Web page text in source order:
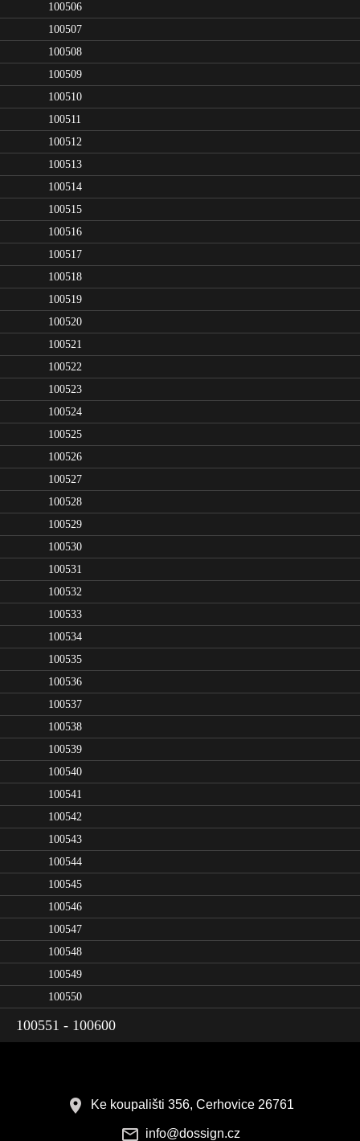
100506
100507
100508
100509
100510
100511
100512
100513
100514
100515
100516
100517
100518
100519
100520
100521
100522
100523
100524
100525
100526
100527
100528
100529
100530
100531
100532
100533
100534
100535
100536
100537
100538
100539
100540
100541
100542
100543
100544
100545
100546
100547
100548
100549
100550
100551 - 100600
Ke koupališti 356, Cerhovice 26761
info@dossign.cz